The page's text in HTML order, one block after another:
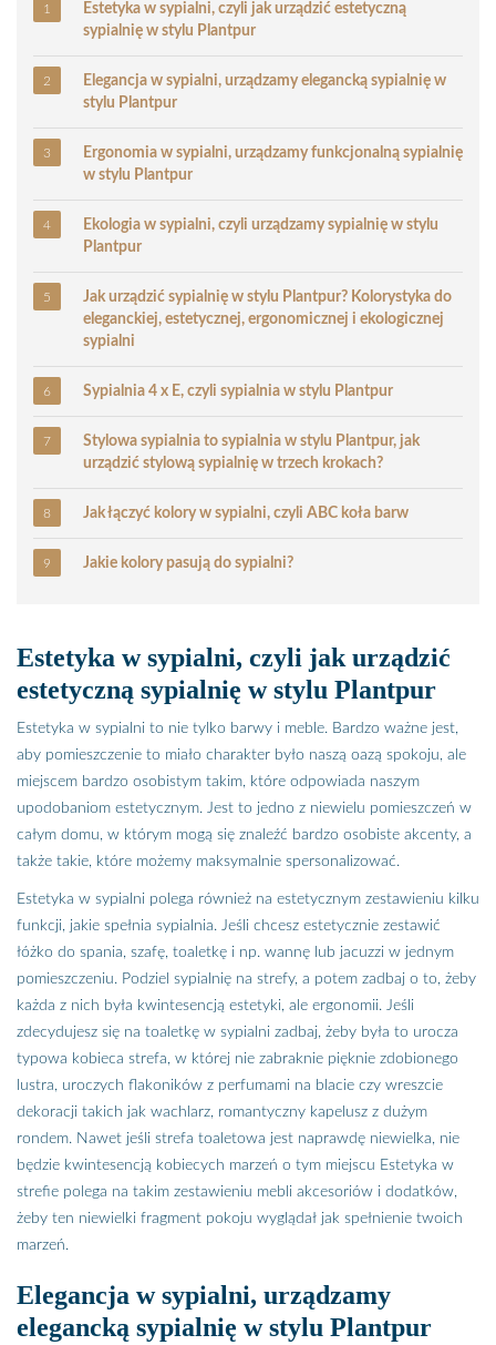
Estetyka w sypialni, czyli jak urządzić estetyczną
sypialnię w stylu Plantpur
Elegancja w sypialni, urządzamy elegancką sypialnię w
stylu Plantpur
Ergonomia w sypialni, urządzamy funkcjonalną sypialnię
w stylu Plantpur
Ekologia w sypialni, czyli urządzamy sypialnię w stylu
Plantpur
Jak urządzić sypialnię w stylu Plantpur? Kolorystyka do
eleganckiej, estetycznej, ergonomicznej i ekologicznej
sypialni
Sypialnia 4 x E, czyli sypialnia w stylu Plantpur
Stylowa sypialnia to sypialnia w stylu Plantpur, jak
urządzić stylową sypialnię w trzech krokach?
Jak łączyć kolory w sypialni, czyli ABC koła barw
Jakie kolory pasują do sypialni?
Estetyka w sypialni, czyli jak urządzić
estetyczną sypialnię w stylu Plantpur
Estetyka w sypialni to nie tylko barwy i meble. Bardzo ważne jest,
aby pomieszczenie to miało charakter było naszą oazą spokoju, ale
miejscem bardzo osobistym takim, które odpowiada naszym
upodobaniom estetycznym. Jest to jedno z niewielu pomieszczeń w
całym domu, w którym mogą się znaleźć bardzo osobiste akcenty, a
także takie, które możemy maksymalnie spersonalizować.
Estetyka w sypialni polega również na estetycznym zestawieniu kilku
funkcji, jakie spełnia sypialnia. Jeśli chcesz estetycznie zestawić
łóżko do spania, szafę, toaletkę i np. wannę lub jacuzzi w jednym
pomieszczeniu. Podziel sypialnię na strefy, a potem zadbaj o to, żeby
każda z nich była kwintesencją estetyki, ale ergonomii. Jeśli
zdecydujesz się na toaletkę w sypialni zadbaj, żeby była to urocza
typowa kobieca strefa, w której nie zabraknie pięknie zdobionego
lustra, uroczych flakoników z perfumami na blacie czy wreszcie
dekoracji takich jak wachlarz, romantyczny kapelusz z dużym
rondem. Nawet jeśli strefa toaletowa jest naprawdę niewielka, nie
będzie kwintesencją kobiecych marzeń o tym miejscu Estetyka w
strefie polega na takim zestawieniu mebli akcesoriów i dodatków,
żeby ten niewielki fragment pokoju wyglądał jak spełnienie twoich
marzeń.
Elegancja w sypialni, urządzamy
elegancką sypialnię w stylu Plantpur